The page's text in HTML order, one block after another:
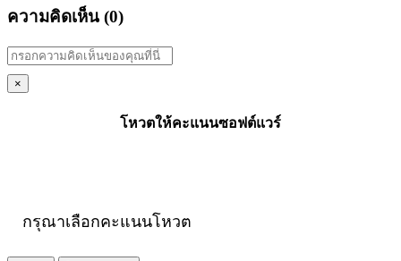
ความคิดเห็น (0)
×
โหวตให้คะแนนซอฟต์แวร์
กรุณาเลือกคะแนนโหวต